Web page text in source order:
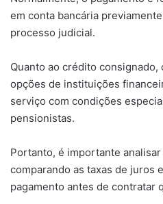
em conta bancária
processo judicial.
Quanto ao crédito consignado,
opções de instituições
serviço com condições
pensionistas.
Portanto, é importante
comparando as taxas de juros
pagamento antes de contratar